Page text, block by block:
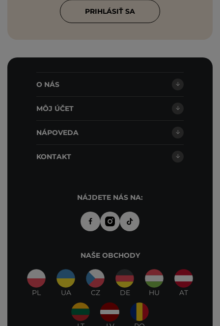
PRIHLÁSIŤ SA
O NÁS
MÔJ ÚČET
NÁPOVEDA
KONTAKT
NÁJDETE NÁS NA:
NAŠE OBCHODY
PL UA CZ DE HU AT